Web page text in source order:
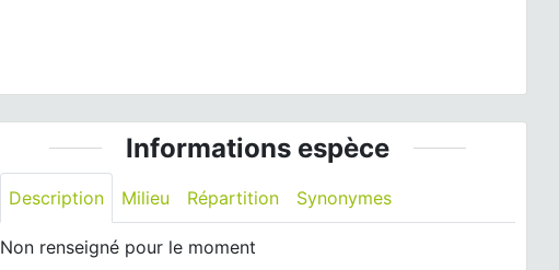
Informations espèce
Description Milieu Répartition Synonymes
Non renseigné pour le moment